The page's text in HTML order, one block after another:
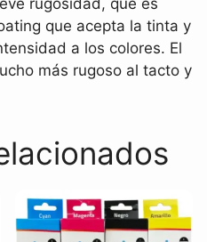
que acepta la tinta y
a los colores. El
más rugoso al tacto y